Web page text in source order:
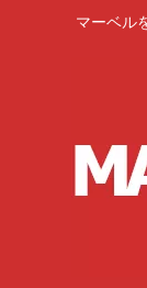
マーベル